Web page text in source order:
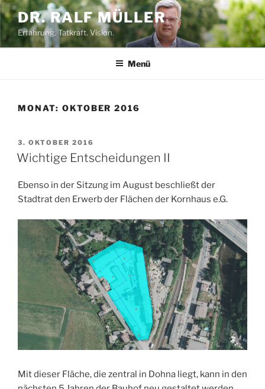
Zum
Inhalt
springen
DR. RALF MÜLLER
Erfahrung. Tatkraft. Vision.
Menü
MONAT: OKTOBER 2016
VERÖFFENTLICHT
AM
3. OKTOBER 2016
Wichtige Entscheidungen II
Ebenso in der Sitzung im August beschließt der
Stadtrat den Erwerb der Flächen der Kornhaus e.G.
Mit dieser Fläche, die zentral in Dohna liegt, kann in den